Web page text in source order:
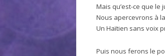
Mais qu’est-ce que
Nous apercevrons à
Un Haïtien sans voix
Puis nous ferons le